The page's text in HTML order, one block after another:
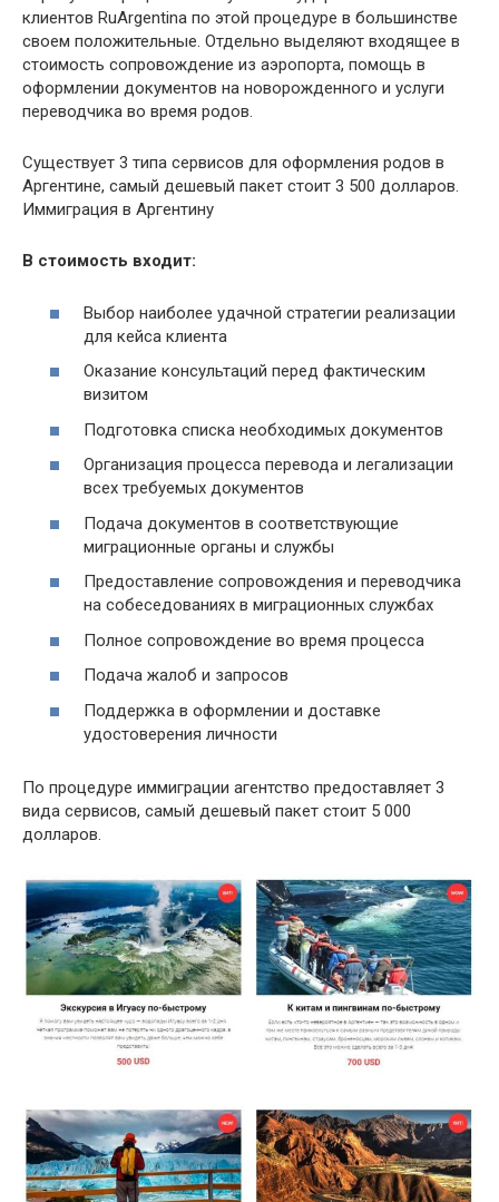
клиентов RuArgentina по этой процедуре в большинстве
своем положительные. Отдельно выделяют входящее в
стоимость сопровождение из аэропорта, помощь в
оформлении документов на новорожденного и услуги
переводчика во время родов.
Существует 3 типа сервисов для оформления родов в
Аргентине, самый дешевый пакет стоит 3 500 долларов.
Иммиграция в Аргентину
В стоимость входит:
Выбор наиболее удачной стратегии реализации
для кейса клиента
Оказание консультаций перед фактическим
визитом
Подготовка списка необходимых документов
Организация процесса перевода и легализации
всех требуемых документов
Подача документов в соответствующие
миграционные органы и службы
Предоставление сопровождения и переводчика
на собеседованиях в миграционных службах
Полное сопровождение во время процесса
Подача жалоб и запросов
Поддержка в оформлении и доставке
удостоверения личности
По процедуре иммиграции агентство предоставляет 3
вида сервисов, самый дешевый пакет стоит 5 000
долларов.